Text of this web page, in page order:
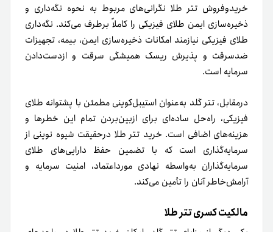
خریدوفروش تتر طلا نگرانی‌های مربوط به نحوه نگه‌داری و
ذخیره‌سازی ایمن طلای فیزیکی را کاملاً برطرف می‌کند. نگه‌داری
طلای فیزیکی نیازمند امکانات ذخیره‌سازی ایمن، بیمه، تجهیزات
ضد‌سرقت و پذیرش ریسک همیشگی سرقت و از‌دست‌دادن
سرمایه است.
در‌مقابل، تتر گلد به‌عنوان استیبل‌کوینی مطمئن با پشتوانه طلای
فیزیکی، راه‌حل ساده‌ای برای از‌بین‌بردن تمام این خطرها و
هزینه‌های اضافی است. خرید تتر طلا در‌حقیقت شیوه‌ نوینی از
سرمایه‌گذاری است که با تضمین حفظ دارایی‌های طلای
سرمایه‌گذاران به‌واسطه نهادی مورد‌اعتماد، امنیت سرمایه و
آرامش‌خاطر آنان را تأمین می‌کند.
مالکیت کسری تتر طلا